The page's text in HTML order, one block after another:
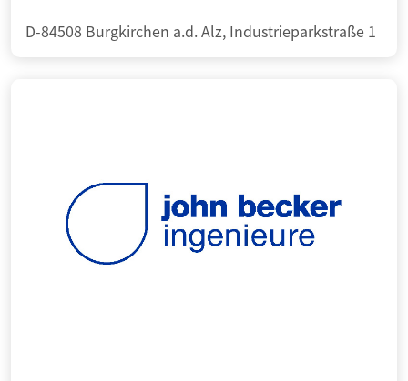
D-84508 Burgkirchen a.d. Alz, Industrieparkstraße 1